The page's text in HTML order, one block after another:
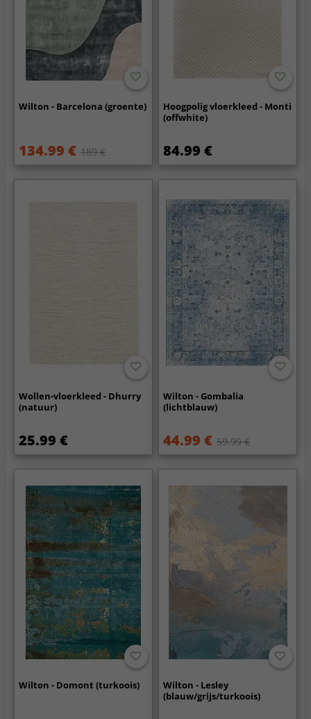
Wilton - Barcelona (groente)
134.99 € 189 €
Hoogpolig vloerkleed - Monti
(offwhite)
84.99 €
Wollen-vloerkleed - Dhurry
(natuur)
25.99 €
Wilton - Gombalia
(lichtblauw)
44.99 € 59.99 €
Wilton - Domont (turkoois)
Wilton - Lesley
(blauw/grijs/turkoois)